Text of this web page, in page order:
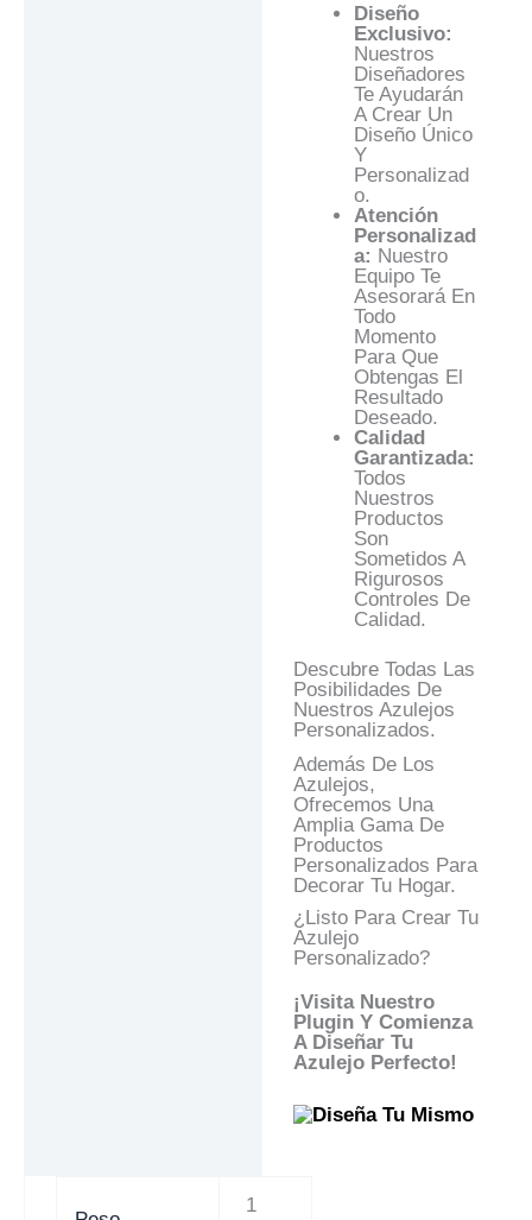
Diseño
Exclusivo:
Nuestros
Diseñadores
Te Ayudarán
A Crear Un
Diseño Único
Y
Personalizad
O.
Atención
Personalizad
A: Nuestro
Equipo Te
Asesorará En
Todo
Momento
Para Que
Obtengas El
Resultado
Deseado.
Calidad
Garantizada:
Todos
Nuestros
Productos
Son
Sometidos A
Rigurosos
Controles De
Calidad.
Descubre Todas Las
Posibilidades De
Nuestros Azulejos
Personalizados.
Además De Los
Azulejos,
Ofrecemos Una
Amplia Gama De
Productos
Personalizados Para
Decorar Tu Hogar.
¿Listo Para Crear Tu
Azulejo
Personalizado?
¡Visita Nuestro
Plugin Y Comienza
A Diseñar Tu
Azulejo Perfecto!
1